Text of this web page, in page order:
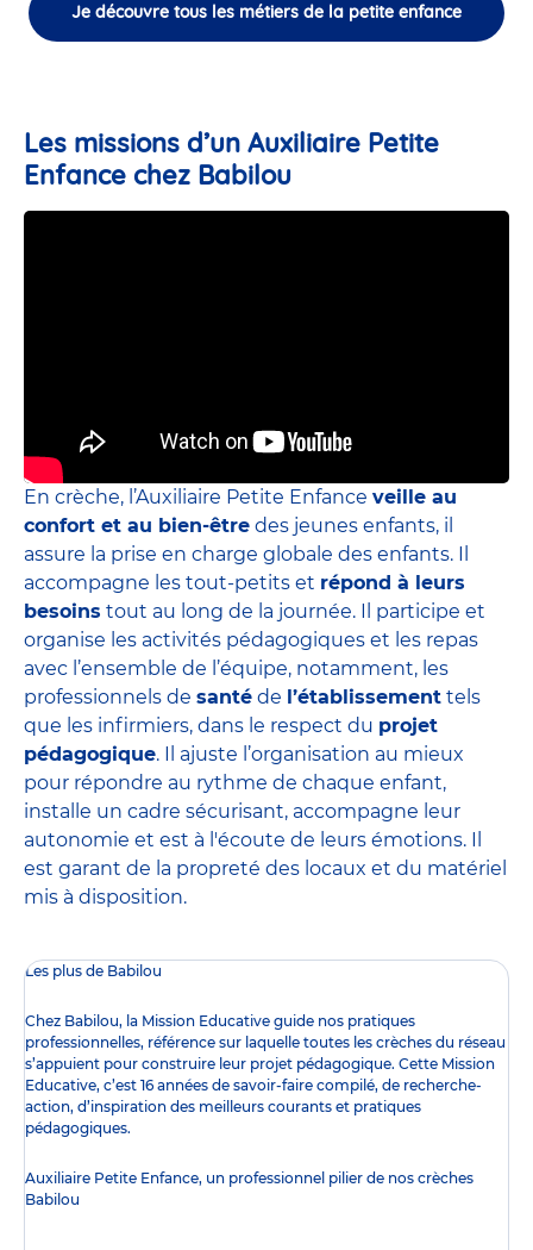
Je découvre tous les métiers de la petite enfance
Les missions d’un Auxiliaire Petite
Enfance chez Babilou
En crèche, l’Auxiliaire Petite Enfance veille au
confort et au bien-être des jeunes enfants, il
assure la prise en charge globale des enfants. Il
accompagne les tout-petits et répond à leurs
besoins tout au long de la journée. Il participe et
organise les activités pédagogiques et les repas
avec l’ensemble de l’équipe, notamment, les
professionnels de santé de l’établissement tels
que les infirmiers, dans le respect du projet
pédagogique. Il ajuste l’organisation au mieux
pour répondre au rythme de chaque enfant,
installe un cadre sécurisant, accompagne leur
autonomie et est à l'écoute de leurs émotions. Il
est garant de la propreté des locaux et du matériel
mis à disposition.
Les plus de Babilou
Chez Babilou, la Mission Educative guide nos pratiques
professionnelles, référence sur laquelle toutes les crèches du réseau
s’appuient pour construire leur projet pédagogique. Cette Mission
Educative, c’est 16 années de savoir-faire compilé, de recherche-
action, d’inspiration des meilleurs courants et pratiques
pédagogiques.
Auxiliaire Petite Enfance, un professionnel pilier de nos crèches
Babilou